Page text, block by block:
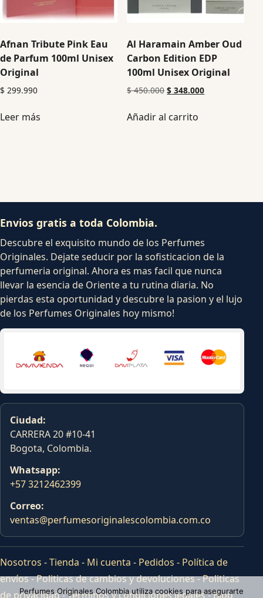
Afnan Tribute Pink Eau
de Parfum 100ml Unisex
Original
$ 299.990
Leer más
Al Haramain Amber Oud
Carbon Edition EDP
100ml Unisex Original
$450.000 $ 348.000
Añadir al carrito
Envios gratis a toda Colombia.
Descubre el exquisito mundo de los Perfumes
Originales. Dejate seducir por la sofisticacion de la
perfumeria original. Ahora es mas facil que nunca
llevar la esencia de Oriente a tu rutina diaria. No
pierdas esta oportunidad y descubre la pasion y el lujo
de los Perfumes Originales hoy mismo!
Ciudad:
CARRERA 20 #10-41
Bogota, Colombia.
Whatsapp:
+57 3212462399
Correo:
ventas@perfumesoriginalescolombia.com.co
Nosotros -Tienda - Mi cuenta - Pedidos - Política de
envíos-Politicas de cambios y devoluciones-Politicas
de privacidad-Terminos y condiciones legales-Blog
Perfumes Originales Colombia utiliza cookies para asegurarte